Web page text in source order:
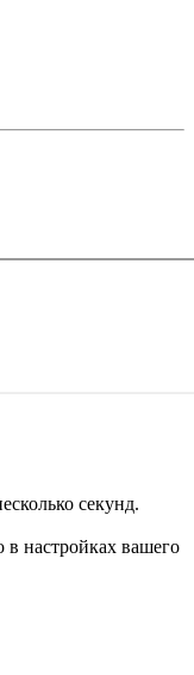
секунд.
настройках вашего